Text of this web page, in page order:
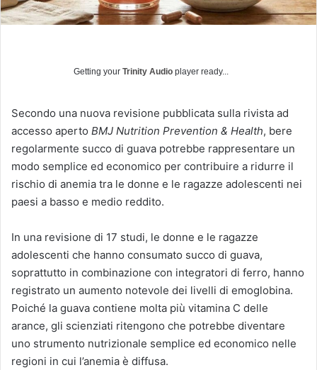
l
Getting your Trinity Audio player ready...
Secondo una nuova revisione pubblicata sulla rivista ad
accesso aperto BMJ Nutrition Prevention & Health, bere
regolarmente succo di guava potrebbe rappresentare un
modo semplice ed economico per contribuire a ridurre il
rischio di anemia tra le donne e le ragazze adolescenti nei
paesi a basso e medio reddito.
In una revisione di 17 studi, le donne e le ragazze
adolescenti che hanno consumato succo di guava,
soprattutto in combinazione con integratori di ferro, hanno
registrato un aumento notevole dei livelli di emoglobina.
Poiché la guava contiene molta più vitamina C delle
arance, gli scienziati ritengono che potrebbe diventare
uno strumento nutrizionale semplice ed economico nelle
regioni in cui l’anemia è diffusa.